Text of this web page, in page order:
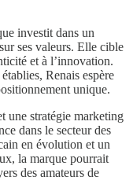
investit dans un
ses valeurs. Elle cible
et à l’innovation.
Renais espère
unique.
une stratégie marketing
dans le secteur des
en évolution et un
la marque pourrait
des amateurs de